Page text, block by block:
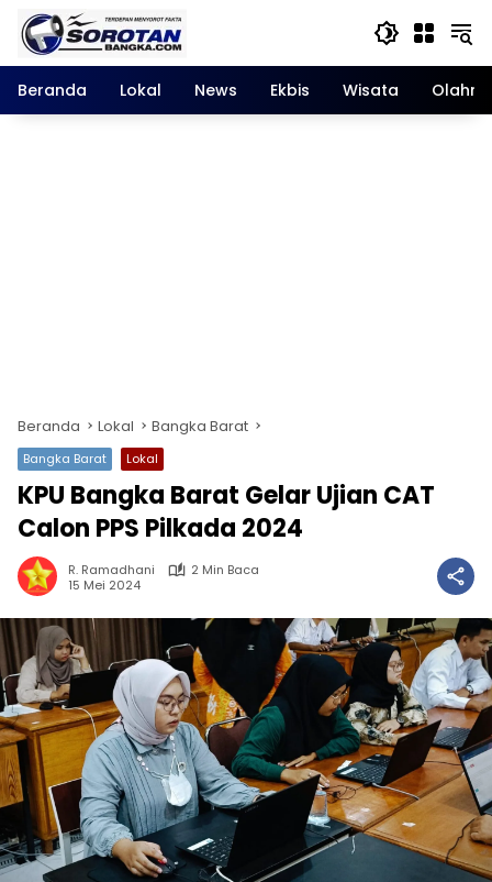
Langsung
konten
Beranda
Lokal News Ekbis Wisata
Beranda Lokal Bangka Barat
Bangka Barat Lokal
KPU Bangka Barat Gelar Ujian CAT
Calon PPS Pilkada 2024
R. Ramadhani
2 Min Baca
15 Mei 2024